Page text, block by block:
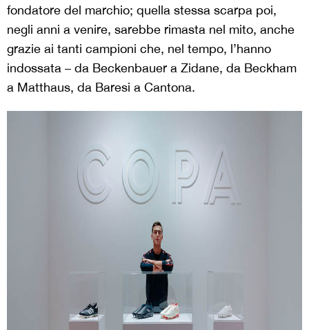
fondatore del marchio; quella stessa scarpa poi,
negli anni a venire, sarebbe rimasta nel mito, anche
grazie ai tanti campioni che, nel tempo, l’hanno
indossata – da Beckenbauer a Zidane, da Beckham
a Matthaus, da Baresi a Cantona.